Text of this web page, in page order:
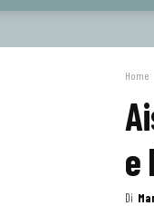
Home
e
Di